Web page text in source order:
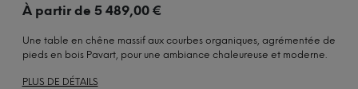
À partir de 5 489,00€
Une table en chêne massif aux courbes organiques, agrémentée de
pieds en bois Pavart, pour une ambiance chaleureuse et moderne.
PLUS DE DÉTAILS